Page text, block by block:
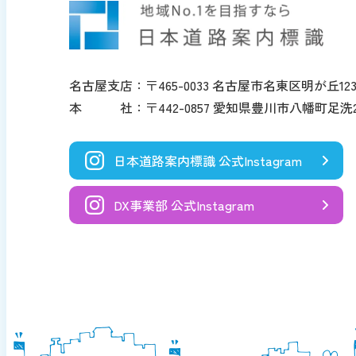
名古屋支店：〒465-0033 名古屋市名東区明が丘
本 社：〒442-0857 愛知県豊川市八幡町足洗
日本道路案内標識 公式Instagram
DX事業部 公式Instagram